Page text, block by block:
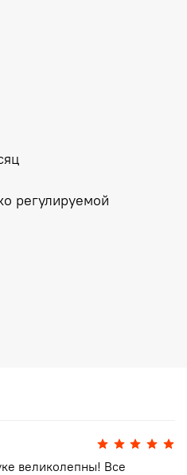
регулируемой
великолепны! Все